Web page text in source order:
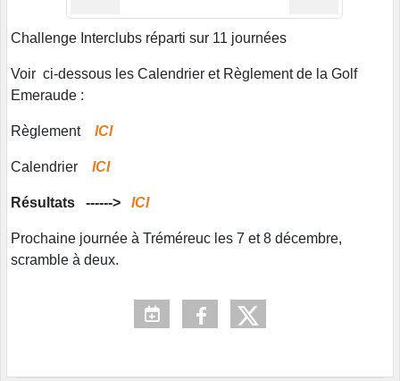
Challenge Interclubs réparti sur 11 journées
Voir ci-dessous les Calendrier et Règlement de la Golf
Emeraude :
Règlement ICI
Calendrier ICI
Résultats ------> ICI
Prochaine journée à Tréméreuc les 7 et 8 décembre,
scramble à deux.